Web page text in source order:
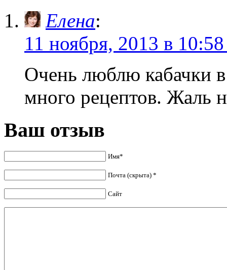
Елена:
11 ноября, 2013 в
Очень люблю кабачки
много рецептов. Жаль
Ваш отзыв
Имя*
Почта (скрыта) *
Сайт